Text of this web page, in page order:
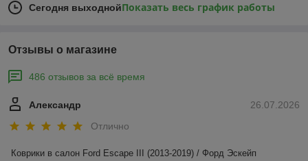
Сегодня выходнойПоказать весь график работы
Отзывы о магазине
486 отзывов за всё время
26.07.2026
Александр
Отлично
Коврики в салон Ford Escape III (2013-2019) / Форд Эскейп